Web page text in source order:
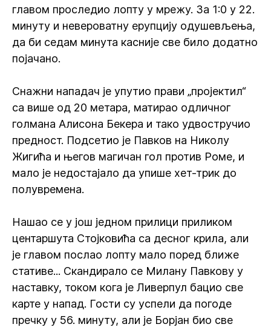
главом проследио лопту у мрежу. За 1:0 у 22.
минуту и невероватну ерупцију одушевљења,
да би седам минута касније све било додатно
појачано.
Снажни нападач је упутио прави „пројектил“
са више од 20 метара, матирао одличног
голмана Алисона Бекера и тако удвостручио
предност. Подсетио је Павков на Николу
Жигића и његов магичан гол против Роме, и
мало је недостајало да упише хет-трик до
полувремена.
Нашао се у још једном прилици приликом
центаршута Стојковића са десног крила, али
је главом послао лопту мало поред ближе
стативе... Скандирало се Милану Павкову у
наставку, током кога је Ливерпул бацио све
карте у напад. Гости су успели да погоде
пречку у 56. минуту, али је Борјан био све